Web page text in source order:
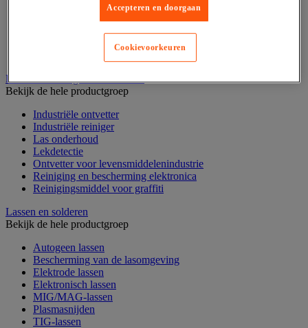
Sluitknop en handgreep
Industrieel reinigen en ontvetten
Bekijk de hele productgroep
Industriële ontvetter
Industriële reiniger
Las onderhoud
Lekdetectie
Ontvetter voor levensmiddelenindustrie
Reiniging en bescherming elektronica
Reinigingsmiddel voor graffiti
Lassen en solderen
Bekijk de hele productgroep
Autogeen lassen
Bescherming van de lasomgeving
Elektrode lassen
Elektronisch lassen
MIG/MAG-lassen
Plasmasnijden
TIG-lassen
Accepteren en doorgaan
Cookievoorkeuren